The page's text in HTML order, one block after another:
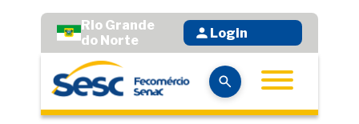
Rio Grande
do Norte
Login